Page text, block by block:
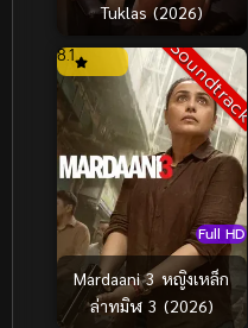
Tuklas (2026)
Soundtrack
Full HD
8.1
Mardaani 3 หญิงเหล็ก
ล่าทมิฬ 3 (2026)